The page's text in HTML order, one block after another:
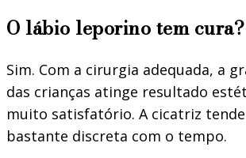
O lábio leporino tem cura?
Sim. Com a cirurgia adequada, a
das crianças atinge resultado
muito satisfatório. A cicatriz
bastante discreta com o tempo.